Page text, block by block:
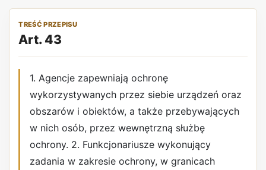
TREŚĆ PRZEPISU
Art. 43
1. Agencje zapewniają ochronę
wykorzystywanych przez siebie urządzeń oraz
obszarów i obiektów, a także przebywających
w nich osób, przez wewnętrzną służbę
ochrony. 2. Funkcjonariusze wykonujący
zadania w zakresie ochrony, w granicach